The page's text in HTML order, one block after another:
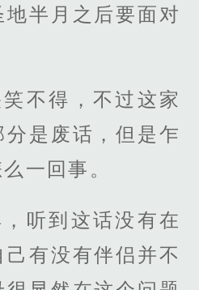
半月之后要面对
不得，不过这家
是废话，但是乍
一回事。
听到这话没有在
有没有伴侣并不